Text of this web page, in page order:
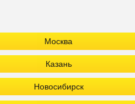
Москва
Казань
Новосибирск